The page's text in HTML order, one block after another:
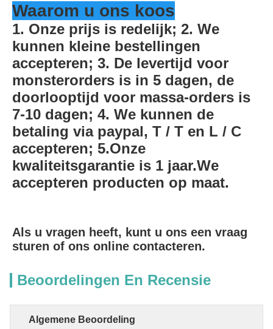
Waarom u ons koos
1. Onze prijs is redelijk; 2. We
kunnen kleine bestellingen
accepteren; 3. De levertijd voor
monsterorders is in 5 dagen, de
doorlooptijd voor massa-orders is
7-10 dagen; 4. We kunnen de
betaling via paypal, T / T en L / C
accepteren; 5.Onze
kwaliteitsgarantie is 1 jaar.We
accepteren producten op maat.
Als u vragen heeft, kunt u ons een vraag
sturen of ons online contacteren.
Beoordelingen En Recensie
Algemene Beoordeling